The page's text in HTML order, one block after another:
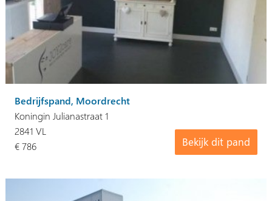
Bedrijfspand, Moordrecht
Koningin Julianastraat 1
Bekijk dit pand
2841 VL
€ 786